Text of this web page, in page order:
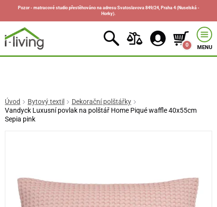
Pozor - matracové studio přestěhováno na adresu Svatoslavova 849/24, Praha 4 (Nuselská -
Horky).
0 MENU
Úvod Bytový textil
Dekorační polštářky
Vandyck Luxusní povlak na polštář Home Piqué waffle 40x55cm
Sepia pink